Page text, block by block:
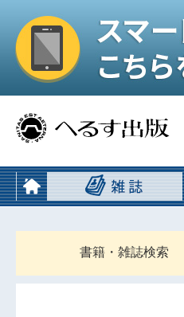
書籍・雑誌検索